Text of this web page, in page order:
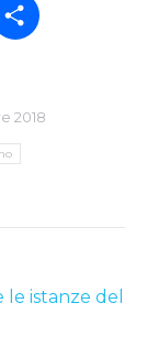
2018
le istanze del